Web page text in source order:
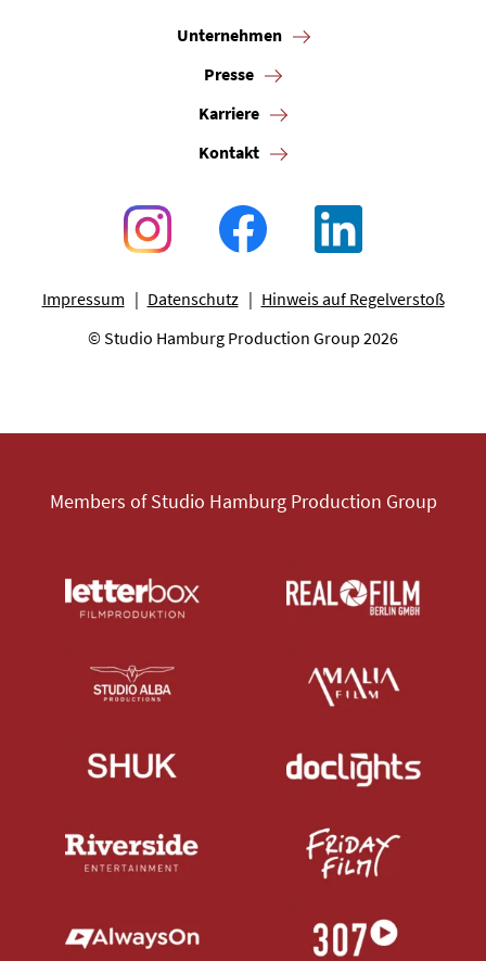
Unternehmen
Presse
Karriere
Kontakt
Impressum Datenschutz
Hinweis auf Regelverstoß
© Studio Hamburg Production Group 2026
Members of Studio Hamburg Production Group